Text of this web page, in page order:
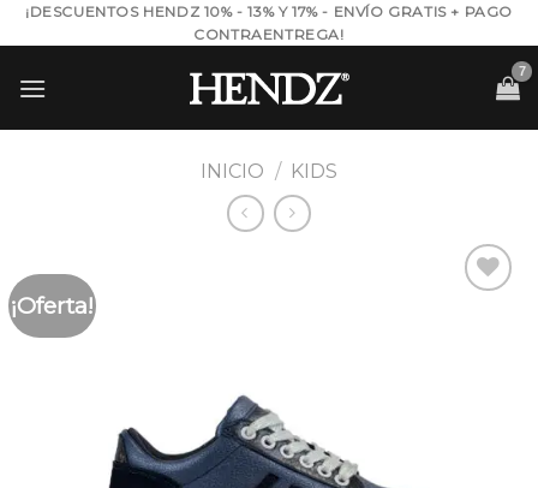
Skip
to
¡DESCUENTOS HENDZ 10% - 13% Y 17% - ENVÍO GRATIS + PAGO
CONTRAENTREGA!
INICIO / KIDS
¡Oferta!